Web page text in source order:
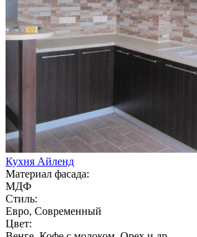
Кухня Айленд
Материал фасада:
МДФ
Стиль:
Евро, Современный
Цвет: